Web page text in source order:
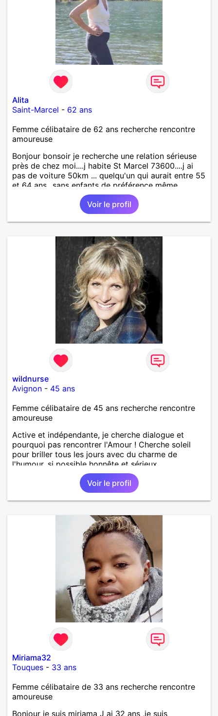
Alita
Saint-Marcel - 62 ans
Femme célibataire de 62 ans recherche rencontre
amoureuse
Bonjour bonsoir je recherche une relation sérieuse
près de chez moi....j habite St Marcel 73600....j ai
pas de voiture 50km ... quelqu'un qui aurait entre 55
et 64 ans...sans enfants de préférence même
adultes et qui n aurait garder aucun contact avec
une où plusieurs ex...si vous correspondez à ma
recherche ecrivez moi je vous répondrai...
Voir le profil
wildnurse
Avignon - 45 ans
Femme célibataire de 45 ans recherche rencontre
amoureuse
Active et indépendante, je cherche dialogue et
pourquoi pas rencontrer l'Amour ! Cherche soleil
pour briller tous les jours avec du charme de
l'humour, si possible honnête et sérieux.
Voir le profil
Miriama32
Touques - 33 ans
Femme célibataire de 33 ans recherche rencontre
amoureuse
Bonjour je suis miriama J ai 32 ans ,je suis